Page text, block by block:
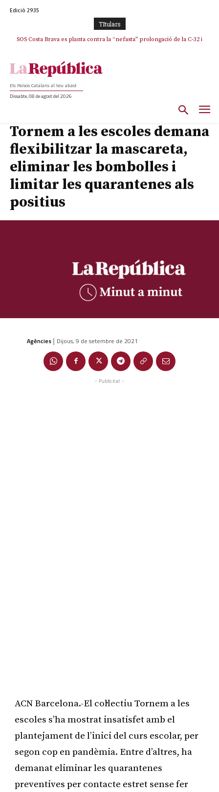
Edició 2935
TItulars
SOS Costa Brava es planta contra la “nefasta” prolongació de la C-32 i
La memòria viva de Josep Sunyol uneix l’esport i la cultura en un emotiu
Els Països Catalans al teu abast
Dissabte, 08 de agost del 2026
Tornem a les escoles demana
flexibilitzar la mascareta,
eliminar les bombolles i
limitar les quarantenes als
positius
Agències | Dijous, 9 de setembre de 2021
- Publicitat -
ACN Barcelona.-El col·lectiu Tornem a les
escoles s’ha mostrat insatisfet amb el
plantejament de l’inici del curs escolar, per
segon cop en pandèmia. Entre d’altres, ha
demanat eliminar les quarantenes
preventives per contacte estret sense fer